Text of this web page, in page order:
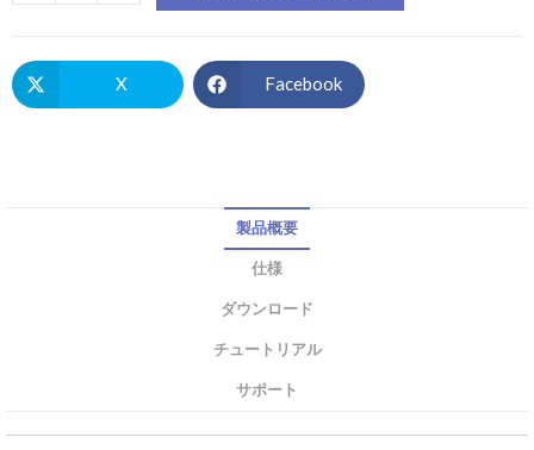
X Facebook
製品概要
仕様
ダウンロード
チュートリアル
サポート